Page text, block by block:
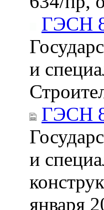
ГЭСН
и
ГЭСН
и
января